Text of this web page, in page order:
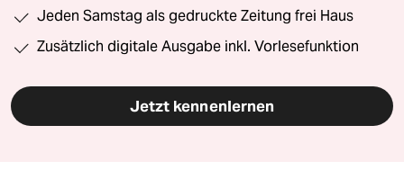
Jeden Samstag als gedruckte Zeitung frei Haus
Zusätzlich digitale Ausgabe inkl. Vorlesefunktion
Jetzt kennenlernen